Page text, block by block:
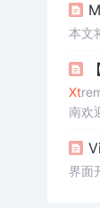
本文
Xt
南欢
界面